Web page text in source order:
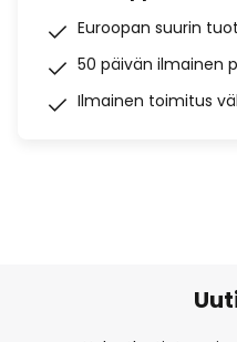
Euroopan suurin
50 päivän ilmainen
Ilmainen toimitus